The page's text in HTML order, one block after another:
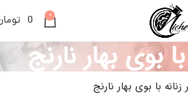
0
0
بوی بهار نارنج
با بوی بهار نارنج